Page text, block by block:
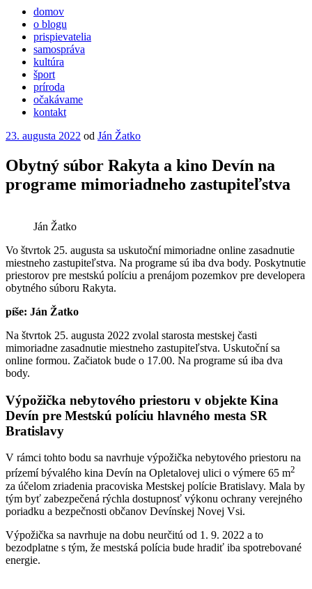
domov
o blogu
prispievatelia
samospráva
kultúra
šport
príroda
očakávame
kontakt
Publikované
23. augusta 2022 od Ján Žatko
Obytný súbor Rakyta a kino Devín na
programe mimoriadneho zastupiteľstva
Ján Žatko
Vo štvrtok 25. augusta sa uskutoční mimoriadne online zasadnutie
miestneho zastupiteľstva. Na programe sú iba dva body. Poskytnutie
priestorov pre mestskú políciu a prenájom pozemkov pre developera
obytného súboru Rakyta.
píše: Ján Žatko
Na štvrtok 25. augusta 2022 zvolal starosta mestskej časti
mimoriadne zasadnutie miestneho zastupiteľstva. Uskutoční sa
online formou. Začiatok bude o 17.00. Na programe sú iba dva
body.
Výpožička nebytového priestoru v objekte Kina
Devín pre Mestskú políciu hlavného mesta SR
Bratislavy
V rámci tohto bodu sa navrhuje výpožička nebytového priestoru na
prízemí bývalého kina Devín na Opletalovej ulici o výmere 65 m2
za účelom zriadenia pracoviska Mestskej polície Bratislavy. Mala by
tým byť zabezpečená rýchla dostupnosť výkonu ochrany verejného
poriadku a bezpečnosti občanov Devínskej Novej Vsi.
Výpožička sa navrhuje na dobu neurčitú od 1. 9. 2022 a to
bezodplatne s tým, že mestská polícia bude hradiť iba spotrebované
energie.